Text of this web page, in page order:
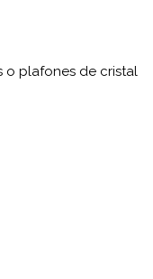
o plafones de cristal